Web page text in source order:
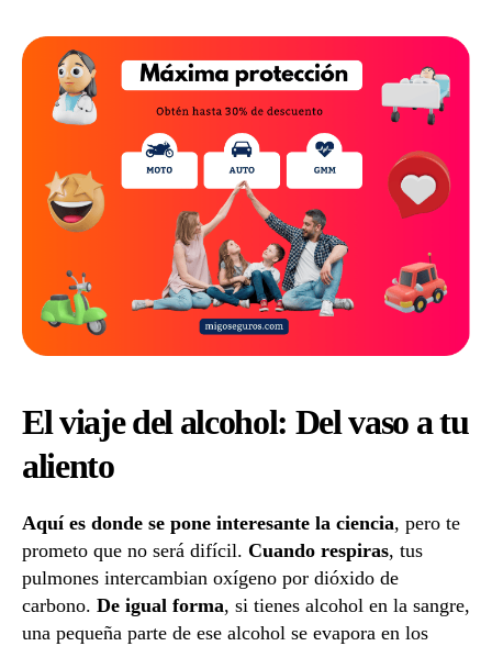
El viaje del alcohol: Del vaso a tu
aliento
Aquí es donde se pone interesante la ciencia, pero te
prometo que no será difícil. Cuando respiras, tus
pulmones intercambian oxígeno por dióxido de
carbono. De igual forma, si tienes alcohol en la sangre,
una pequeña parte de ese alcohol se evapora en los